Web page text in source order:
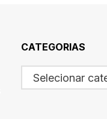
CATEGORIAS
Selecionar